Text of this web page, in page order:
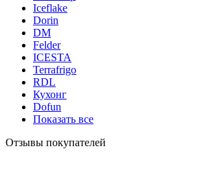
Iceflake
Dorin
DM
Felder
ICESTA
Terrafrigo
RDL
Кухонг
Dofun
Показать все
Отзывы покупателей